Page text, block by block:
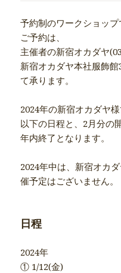
予約制のワークショップ
ご予約は、
主催者の新宿オカダヤ
新宿オカダヤ本社服飾
て承ります。
2024年の新宿オカダヤ
以下の日程と、2月分の
年内終了となります。
2024年中は、新宿オカ
催予定はございません。
日程
2024年
① 1/12(金)